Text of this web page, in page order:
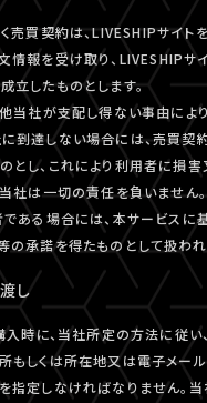
売買契約は、LIVESHIPサイト
情報を受け取り、LIVESHIPサ
立したものとします。
当社が支配し得ない事由によ
到達しない場合には、売買契
とし、これにより利用者に損
当社は一切の責任を負いません。
ある場合には、本サービスに
の承諾を得たものとして扱われ
し
入時に、当社所定の方法に従い
もしくは所在地又は電子メー
指定しなければなりません。